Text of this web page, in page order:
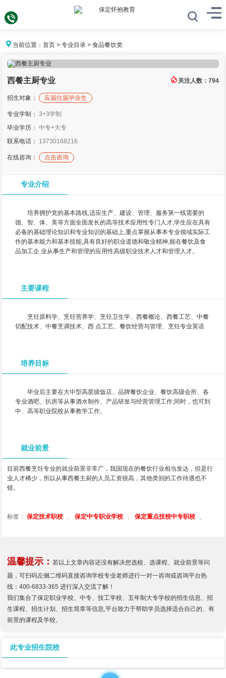
当前位置：首页 >专业目录 >食品餐饮类
关注人数： 794
西餐主厨专业
招生对象： 应届往届毕业生
专业学制：3+3学制
毕业学历：中专+大专
联系电话： 13730168216
在线咨询： 点击咨询
专业介绍
培养拥护党的基本路线,适应生产、建设、管理、服务第一线需要的
德、智、体、美等方面全面发长的高等技术应用性专门人才,学生应在具有
必备的基础理论知识和专业知识的基础上,重点掌握从事本专业领域实际工
作的基本能力和基本技能,具有良好的职业道德和敬业精神,能在餐饮及食
品加工企 业从事生产和管理的应用性高级职业技术人才和管理人才。
主要课程
烹饪原料学、烹饪营养学、烹饪卫生学、西餐概论、西餐工艺、中餐
切配技术、中餐烹调技术、西 点工艺、餐饮经营与管理、烹饪专业英语
培养目标
毕业后主要在大中型高星级饭店、品牌餐饮企业、餐饮高级会所、各
专业酒吧、扒房等从事酒水制作、产品研发与经营管理工作;同时，也可到
中、高等职业院校从事教学工作。
就业前景
目前西餐烹饪专业的就业前景非常广，我国现在的餐饮行业相当发达，但是行
业人才稀少，所以从事西餐主厨的人员工资很高，其他类别的工作待遇也不
错。
标签：保定技术职校 、保定中专职业学校 、保定重点技校中专职校 、
温馨提示：若以上文章内容还没有解决您选校、选课程、就业前景等问
题，可扫码左侧二维码直接咨询学校专业老师进行一对一咨询或咨询平台热
线：400-6833-365 进行深入交流了解！
我们集合了保定职业学校、中专、技工学校、五年制大专学校的招生信息、招
生课程、招生计划、招生简章等信息,平台致力于帮助学员选择适合自己的、有
前景的课程及学校。
此专业招生院校